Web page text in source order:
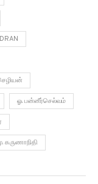
ஓ. பன்னீர்செல்வம்
கருணாநிதி